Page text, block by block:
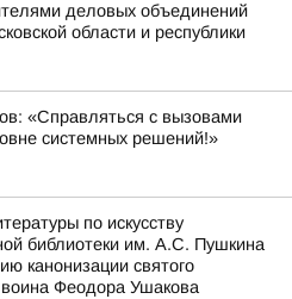
деловых объединений
области и республики
«Справляться с вызовами
системных решений!»
по искусству
библиотеки им. А.С. Пушкина
канонизации святого
воина Феодора Ушакова